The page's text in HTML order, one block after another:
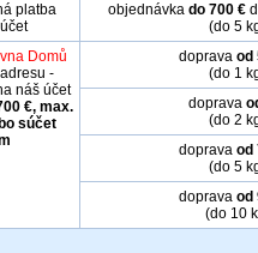
platba
objednávka do 700 €
(do 5
Domů
-
náš účet
€, max.
súčet
doprava od
(do 1
doprava
(do 2
doprava od
(do 5
doprava od
(do 10